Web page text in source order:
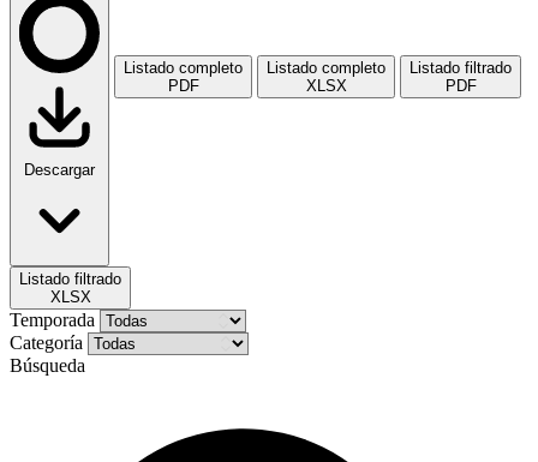
Descargar
Listado completo
PDF
Listado completo
XLSX
Listado filtrado
PDF
Listado filtrado
XLSX
Temporada
Categoría
Búsqueda